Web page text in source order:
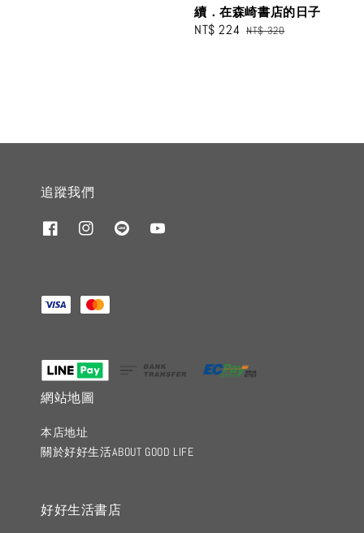
續．在森崎書店的日子
Sale
NT$ 224 Regular
NT$ 320
追蹤我們
網站地圖
本店地址
關於好好生活ABOUT GOOD LIFE
好好生活書店